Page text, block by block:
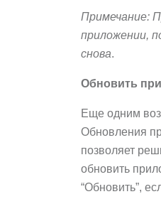
Примечание:
приложении,
снова
Обновить
Еще одним
Обновления
позволяет
обновить
“Обновить”,